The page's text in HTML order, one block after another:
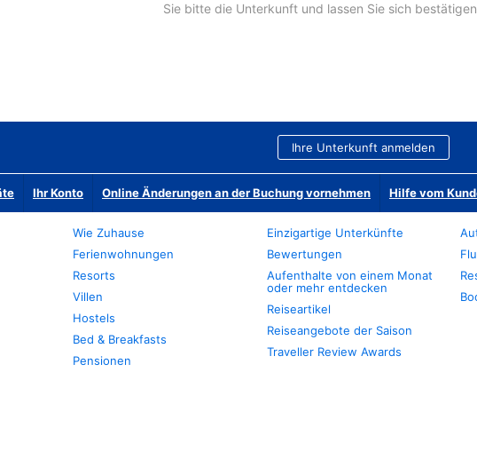
Sie bitte die Unterkunft und lassen Sie sich
Ihre Unterkunft anmelden
Ihr Konto Online Änderungen an der Buchung vornehmen Hilfe vom
Wie Zuhause
Ferienwohnungen
Resorts
Villen
Hostels
Bed & Breakfasts
Pensionen
Einzigartige Unterkünfte
Bewertungen
Aufenthalte von einem Monat
oder mehr entdecken
Reiseartikel
Reiseangebote der Saison
Traveller Review Awards